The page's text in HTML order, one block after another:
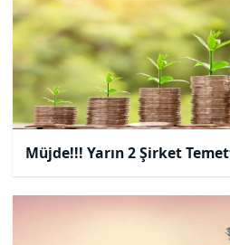
Müjde!!! Yarın 2 Şirket